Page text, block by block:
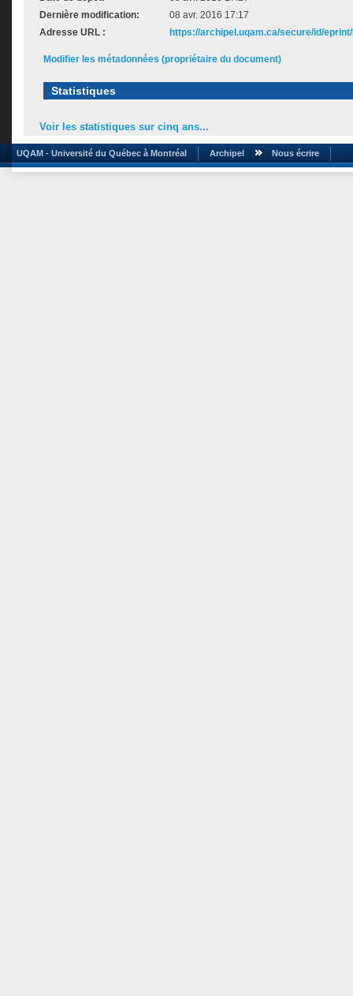
Dernière modification:
08 avr. 2016 17:17
Adresse URL :
https://archipel.uqam.ca/secure/id/
Modifier les métadonnées (propriétaire du document)
Statistiques
Voir les statistiques sur cinq ans...
UQAM - Université du Québec à Montréal Archipel Nous écrire